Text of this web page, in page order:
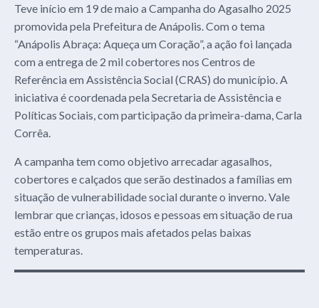
Teve início em 19 de maio a Campanha do Agasalho 2025
promovida pela Prefeitura de Anápolis. Com o tema
“Anápolis Abraça: Aqueça um Coração”, a ação foi lançada
com a entrega de 2 mil cobertores nos Centros de
Referência em Assistência Social (CRAS) do município. A
iniciativa é coordenada pela Secretaria de Assistência e
Políticas Sociais, com participação da primeira-dama, Carla
Corrêa.
A campanha tem como objetivo arrecadar agasalhos,
cobertores e calçados que serão destinados a famílias em
situação de vulnerabilidade social durante o inverno. Vale
lembrar que crianças, idosos e pessoas em situação de rua
estão entre os grupos mais afetados pelas baixas
temperaturas.